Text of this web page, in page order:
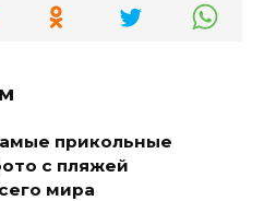
прикольные
с пляжей
мира